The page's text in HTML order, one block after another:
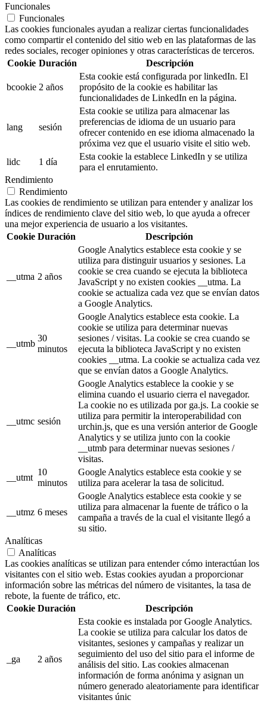
Funcionales
Funcionales
Las cookies funcionales ayudan a realizar ciertas funcionalidades
como compartir el contenido del sitio web en las plataformas de las
redes sociales, recoger opiniones y otras características de terceros.
Cookie Duración Descripción
bcookie 2 años
Esta cookie está configurada por linkedIn. El
propósito de la cookie es habilitar las
funcionalidades de LinkedIn en la página.
lang sesión
Esta cookie se utiliza para almacenar las
preferencias de idioma de un usuario para
ofrecer contenido en ese idioma almacenado la
próxima vez que el usuario visite el sitio web.
lidc
1 día
Esta cookie la establece LinkedIn y se utiliza
para el enrutamiento.
Rendimiento
Rendimiento
Las cookies de rendimiento se utilizan para entender y analizar los
índices de rendimiento clave del sitio web, lo que ayuda a ofrecer
una mejor experiencia de usuario a los visitantes.
Cookie Duración Descripción
__utma 2 años
Google Analytics establece esta cookie y se
utiliza para distinguir usuarios y sesiones. La
cookie se crea cuando se ejecuta la biblioteca
JavaScript y no existen cookies __utma. La
cookie se actualiza cada vez que se envían datos
a Google Analytics.
__utmb
30
minutos
Google Analytics establece esta cookie. La
cookie se utiliza para determinar nuevas
sesiones / visitas. La cookie se crea cuando se
ejecuta la biblioteca JavaScript y no existen
cookies __utma. La cookie se actualiza cada vez
que se envían datos a Google Analytics.
__utmc sesión
Google Analytics establece la cookie y se
elimina cuando el usuario cierra el navegador.
La cookie no es utilizada por ga.js. La cookie se
utiliza para permitir la interoperabilidad con
urchin.js, que es una versión anterior de Google
Analytics y se utiliza junto con la cookie
__utmb para determinar nuevas sesiones /
visitas.
__utmt
10
minutos
Google Analytics establece esta cookie y se
utiliza para acelerar la tasa de solicitud.
__utmz 6 meses
Google Analytics establece esta cookie y se
utiliza para almacenar la fuente de tráfico o la
campaña a través de la cual el visitante llegó a
su sitio.
Analíticas
Analíticas
Las cookies analíticas se utilizan para entender cómo interactúan los
visitantes con el sitio web. Estas cookies ayudan a proporcionar
información sobre las métricas del número de visitantes, la tasa de
rebote, la fuente de tráfico, etc.
Cookie Duración Descripción
_ga 2 años
Esta cookie es instalada por Google Analytics.
La cookie se utiliza para calcular los datos de
visitantes, sesiones y campañas y realizar un
seguimiento del uso del sitio para el informe de
análisis del sitio. Las cookies almacenan
información de forma anónima y asignan un
número generado aleatoriamente para identificar
visitantes únic